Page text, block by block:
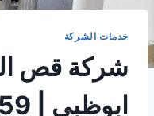
خدمات الشركة
شركة قص